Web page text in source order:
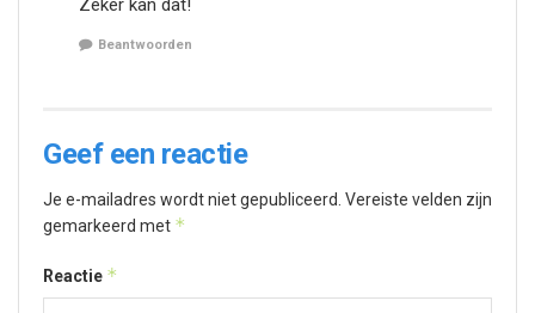
Zeker kan dat!
Beantwoorden
Geef een reactie
Je e-mailadres wordt niet gepubliceerd. Vereiste velden zijn
gemarkeerd met *
Reactie *